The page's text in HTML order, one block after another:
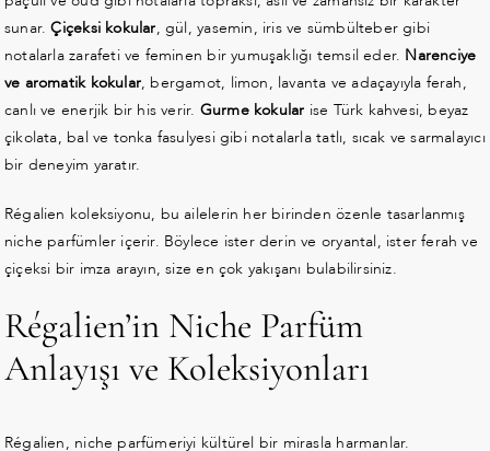
sunar.Çiçeksi kokular, gül, yasemin, iris ve sümbülteber gibi
notalarla zarafeti ve feminen bir yumuşaklığı temsil eder. Narenciye
ve aromatik kokular, bergamot, limon, lavanta ve adaçayıyla ferah,
canlı ve enerjik bir his verir. Gurme kokular ise Türk kahvesi, beyaz
çikolata, bal ve tonka fasulyesi gibi notalarla tatlı, sıcak ve sarmalayıcı
bir deneyim yaratır.
Régalien koleksiyonu, bu ailelerin her birinden özenle tasarlanmış
niche parfümler içerir. Böylece ister derin ve oryantal, ister ferah ve
çiçeksi bir imza arayın, size en çok yakışanı bulabilirsiniz.
Régalien’in Niche Parfüm
Anlayışı ve Koleksiyonları
Régalien, niche parfümeriyi kültürel bir mirasla harmanlar.